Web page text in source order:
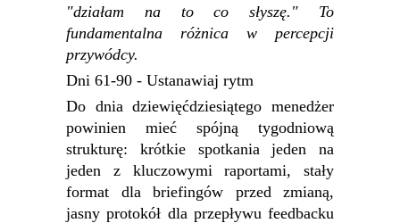
"działam na to co słyszę." To
fundamentalna różnica w percepcji
przywódcy.
Dni 61-90 - Ustanawiaj rytm
Do dnia dziewięćdziesiątego menedżer
powinien mieć spójną tygodniową
strukturę: krótkie spotkania jeden na
jeden z kluczowymi raportami, stały
format dla briefingów przed zmianą,
jasny protokół dla przepływu feedbacku